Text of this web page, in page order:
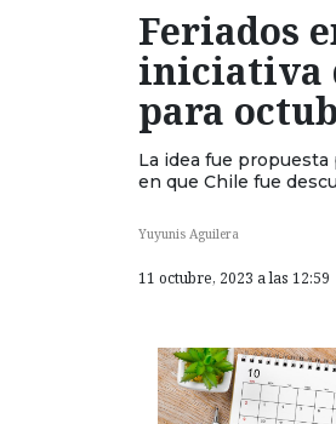
Feriados
iniciativa
para
La idea fue propuesta
en que Chile fue
Yuyunis Aguilera
11 octubre, 2023 a las 12:59